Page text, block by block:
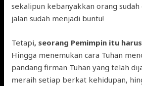
sekalipun kebanyakkan orang
jalan sudah menjadi buntu!
Tetapi, seorang Pemimpin itu
Hingga menemukan cara Tuhan
pandang firman Tuhan yang telah
meraih setiap berkat kehidupan,